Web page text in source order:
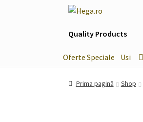
Sari
navigare
Sari
conținut
Quality Products
Oferte Speciale Usi
Prima pagină Shop